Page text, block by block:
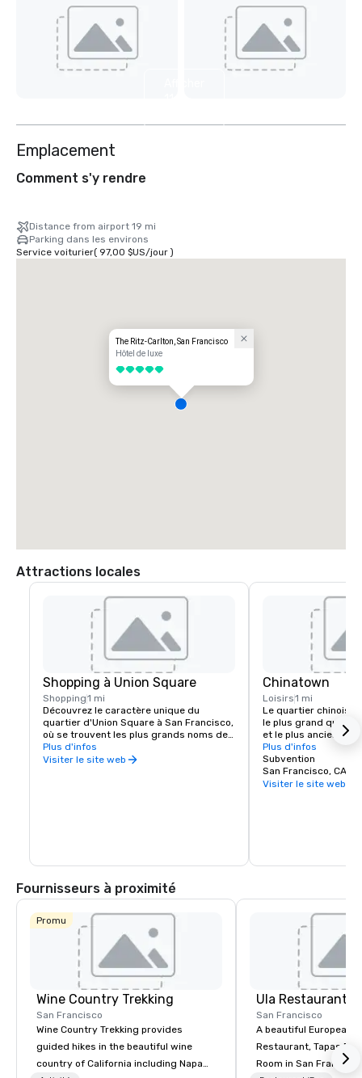
Emplacement
Comment s'y rendre
Distance from airport 19 mi
Parking dans les environs
Service voiturier( 97,00 $US/jour)
The Ritz-Carlton, San Francisco
Hôtel de luxe
5 sur 5
Attractions locales
Shopping à Union Square
Shopping1 mi
Découvrez le caractère unique du
quartier d'Union Square à San Francisco,
où se trouvent les plus grands noms de
la mode, de la restauration et du théâtre.
Union Square est l'endroit idéal pour se
Plus d'infos
Visiter le site web
Chinatown
Loisirs1 mi
Le quartier chinois
le plus grand
et le plus ancien
d'Amérique du Nord.
Francisco,
biscuits chinois sont
l'historique Golden
Plus d'infos
Subvention
San Francisco, CA,
Visiter le site web
Fournisseurs à proximité
Promu
Wine Country Trekking
San Francisco
Wine Country Trekking provides
guided hikes in the beautiful wine
country of California including Napa
Ula Restaurant
San Francisco
A beautiful European
Restaurant, Tapas
Room in San Francisco. ​From